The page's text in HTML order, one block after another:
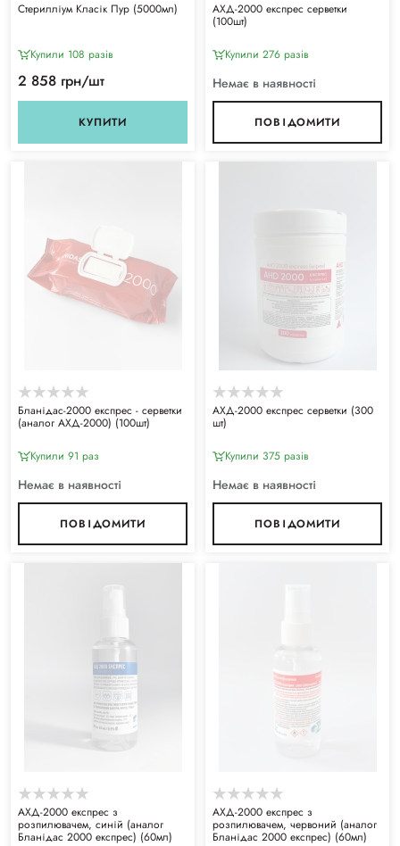
Стерилліум Класік Пур (5000мл)
Купили 108 разiв
2 858 грн/шт
КУПИТИ
АХД-2000 експрес серветки
(100шт)
Купили 276 разiв
Немає в наявності
ПОВІДОМИТИ
Бланідас-2000 експрес - серветки
(аналог АХД-2000) (100шт)
Купили 91 раз
Немає в наявності
ПОВІДОМИТИ
АХД-2000 експрес серветки (300
шт)
Купили 375 разiв
Немає в наявності
ПОВІДОМИТИ
АХД-2000 експрес з
розпилювачем, синій (аналог
Бланідас 2000 експрес) (60мл)
АХД-2000 експрес з
розпилювачем, червоний (аналог
Бланідас 2000 експрес) (60мл)